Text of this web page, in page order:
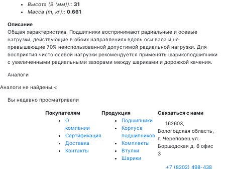
Высота (В (мм)):: 31
Масса (m, кг):: 0.661
Описание
Общая характеристика. Подшипники воспринимают радиальные и осевые
нагрузки, действующие в обоих направлениях вдоль оси вала и не
превышающие 70% неиспользованной допустимой радиальной нагрузки. Для
восприятия чисто осевой нагрузки рекомендуется применять шарикоподшипники
с увеличенными радиальными зазорами между шариками и дорожкой качения.
Аналоги
Аналоги не найдены.<
Вы недавно просматривали
Покупателям
О
компании
Сертификация
Доставка
Контакты
Продукция
Подшипники
Корпуса
подшипников
Комплекты
Втулки
Шарики
Связаться с нами
162603,
Вологодская область,
г. Череповец ул.
Боршодская д. 6 офис
3
+7 (8202) 498-438